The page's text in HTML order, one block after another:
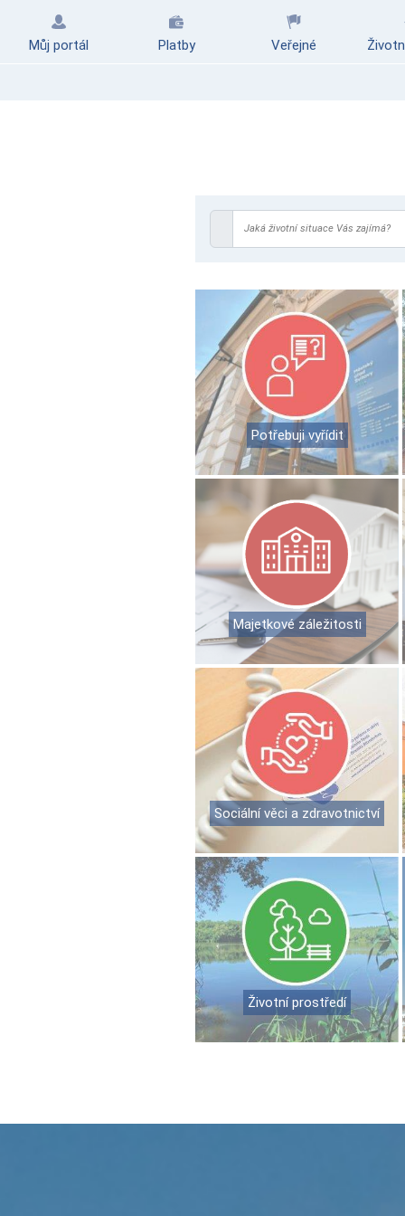
Můj portál Platby Veřejné
Jaká životní situace Vás zajímá?
Potřebuji vyřídit
Majetkové záležitosti
Sociální věci a zdravotnictví
Životní prostředí